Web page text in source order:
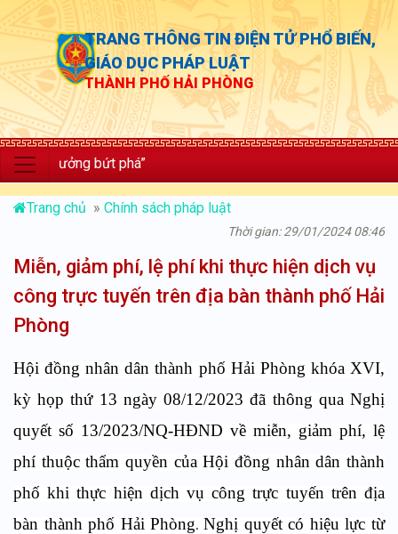
TRANG THÔNG TIN ĐIỆN TỬ PHỔ BIẾN,
GIÁO DỤC PHÁP LUẬT
THÀNH PHỐ HẢI PHÒNG
bứt phá”
Trang chủ » Chính sách pháp luật
Thời gian: 29/01/2024 08:46
Miễn, giảm phí, lệ phí khi thực hiện dịch vụ
công trực tuyến trên địa bàn thành phố Hải
Phòng
Hội đồng nhân dân thành phố Hải Phòng khóa XVI,
kỳ họp thứ 13 ngày 08/12/2023 đã thông qua Nghị
quyết số 13/2023/NQ-HĐND về miễn, giảm phí, lệ
phí thuộc thẩm quyền của Hội đồng nhân dân thành
phố khi thực hiện dịch vụ công trực tuyến trên địa
bàn thành phố Hải Phòng.Nghị quyết có hiệu lực từ